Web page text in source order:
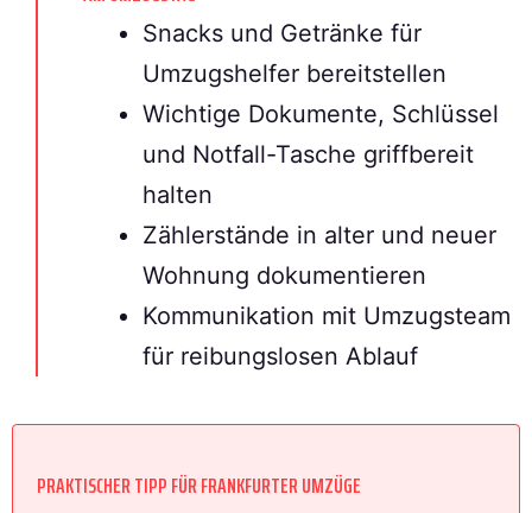
Snacks und Getränke für
Umzugshelfer bereitstellen
Wichtige Dokumente, Schlüssel
und Notfall-Tasche griffbereit
halten
Zählerstände in alter und neuer
Wohnung dokumentieren
Kommunikation mit Umzugsteam
für reibungslosen Ablauf
PRAKTISCHER TIPP FÜR FRANKFURTER UMZÜGE